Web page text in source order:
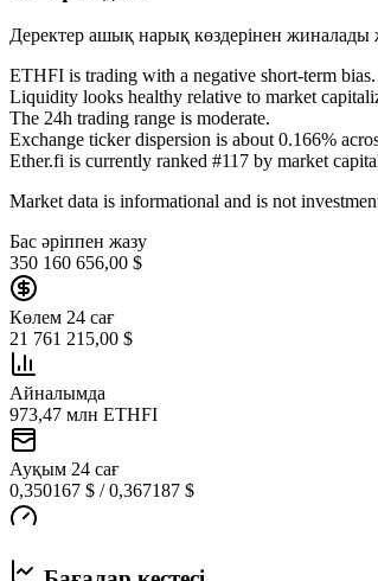
Деректер ашық нарық көздерінен
ETHFI is trading with a negative short-term bias.
Liquidity looks healthy relative to market
The 24h trading range is moderate.
Exchange ticker dispersion is about 0.166%
Ether.fi is currently ranked #117 by market
Market data is informational and is not
Бас әріппен жазу
350 160 656,00 $
Көлем 24 сағ
21 761 215,00 $
Айналымда
973,47 млн ETHFI
Ауқым 24 сағ
0,350167 $ / 0,367187 $